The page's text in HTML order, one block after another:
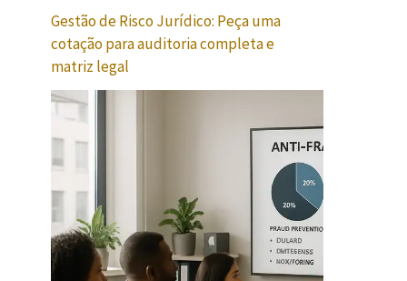
Gestão de Risco Jurídico: Peça uma
cotação para auditoria completa e
matriz legal